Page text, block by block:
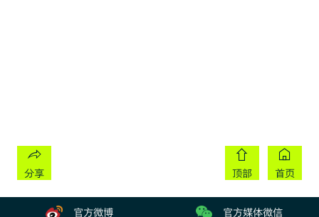
分享 顶部 首页
官方微博 官方媒体微信